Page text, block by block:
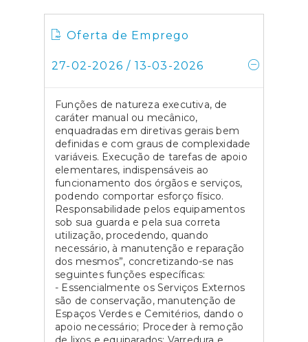
Oferta de Emprego
27-02-2026 / 13-03-2026
Funções de natureza executiva, de
caráter manual ou mecânico,
enquadradas em diretivas gerais bem
definidas e com graus de complexidade
variáveis. Execução de tarefas de apoio
elementares, indispensáveis ao
funcionamento dos órgãos e serviços,
podendo comportar esforço físico.
Responsabilidade pelos equipamentos
sob sua guarda e pela sua correta
utilização, procedendo, quando
necessário, à manutenção e reparação
dos mesmos”, concretizando-se nas
seguintes funções específicas:
- Essencialmente os Serviços Externos
são de conservação, manutenção de
Espaços Verdes e Cemitérios, dando o
apoio necessário; Proceder à remoção